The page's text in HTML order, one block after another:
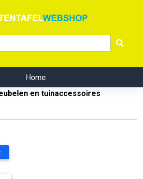
Home
en tuinaccessoires